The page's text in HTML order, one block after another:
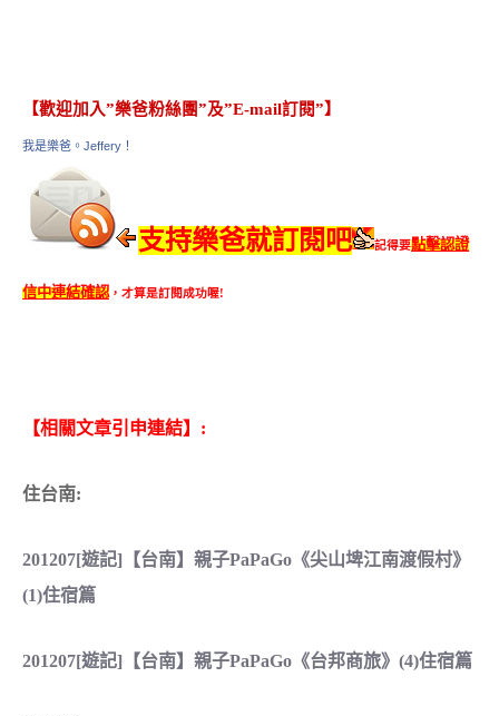
【歡迎加入”樂爸粉絲團”及”E-mail訂閱”】
我是樂爸。Jeffery！
支持樂爸就訂閱吧 記得要點擊認證
信中連結確認，才算是訂閱成功喔!
【相關文章引申連結】:
住台南:
201207[遊記]【台南】親子PaPaGo《尖山埤江南渡假村》
(1)住宿篇
201207[遊記]【台南】親子PaPaGo《台邦商旅》(4)住宿篇